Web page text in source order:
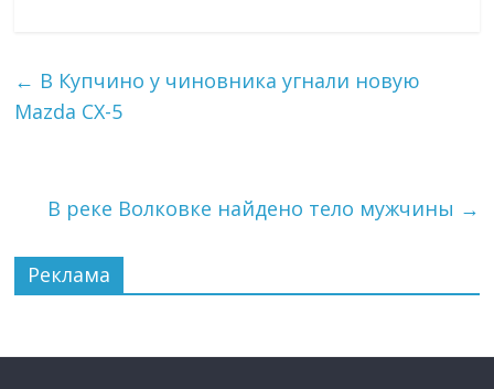
← В Купчино у чиновника угнали новую
Mazda CX-5
В реке Волковке найдено тело мужчины →
Реклама